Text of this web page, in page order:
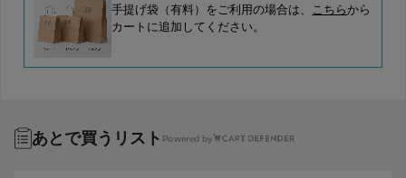
手提げ袋（有料）をご利用の場合は、 こちらから
カートに追加してください。
あとで買うリスト Powered by